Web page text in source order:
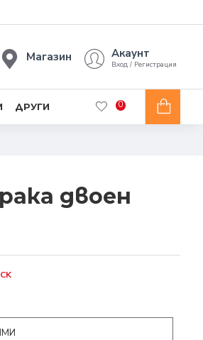
Магазин Акаунт
Вход / Регистрация
ДРУГИ 0
двоен